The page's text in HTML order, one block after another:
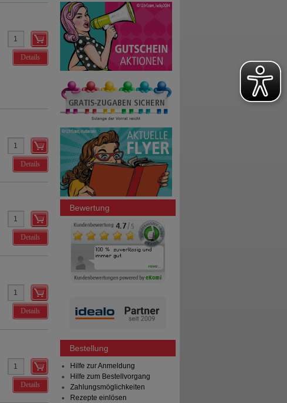
Details
Details
Details
Details
Details
Bewertung
Bestellung
Hilfe zur Anmeldung
Hilfe zum Bestellvorgang
Zahlungsmöglichkeiten
Rezepte einlösen